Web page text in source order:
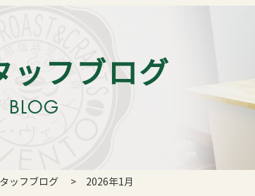
ッフブログ
BLOG
ッフブログ 2026年1月